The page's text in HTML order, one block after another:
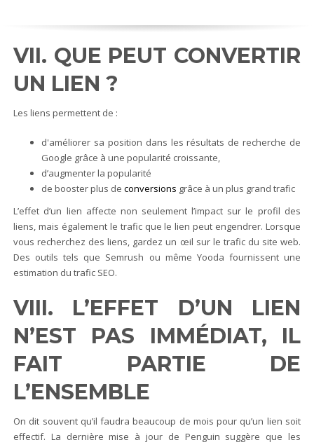
VII. QUE PEUT CONVERTIR
UN LIEN ?
Les liens permettent de :
d'améliorer sa position dans les résultats de recherche de
Google grâce à une popularité croissante,
d’augmenter la popularité
de booster plus deconversions grâce à un plus grand trafic
L’effet d’un lien affecte non seulement l’impact sur le profil des
liens, mais également le trafic que le lien peut engendrer. Lorsque
vous recherchez des liens, gardez un œil sur le trafic du site web.
Des outils tels que Semrush ou même Yooda fournissent une
estimation du trafic SEO.
VIII. L’EFFET D’UN LIEN
N’EST PAS IMMÉDIAT, IL
FAIT PARTIE DE
L’ENSEMBLE
On dit souvent qu’il faudra beaucoup de mois pour qu’un lien soit
effectif. La dernière mise à jour de Penguin suggère que les